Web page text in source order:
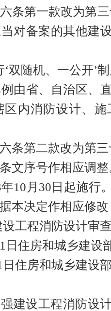
条第一款改为第
对备案的其他建
‘双随机、一公开’
由省、自治区、
区内消防设计、
条第二款改为第
文序号作相应调
10月30日起施行
本决定作相应修
设工程消防设计审
1日住房和城乡建
日住房和城乡建设
建设工程消防设